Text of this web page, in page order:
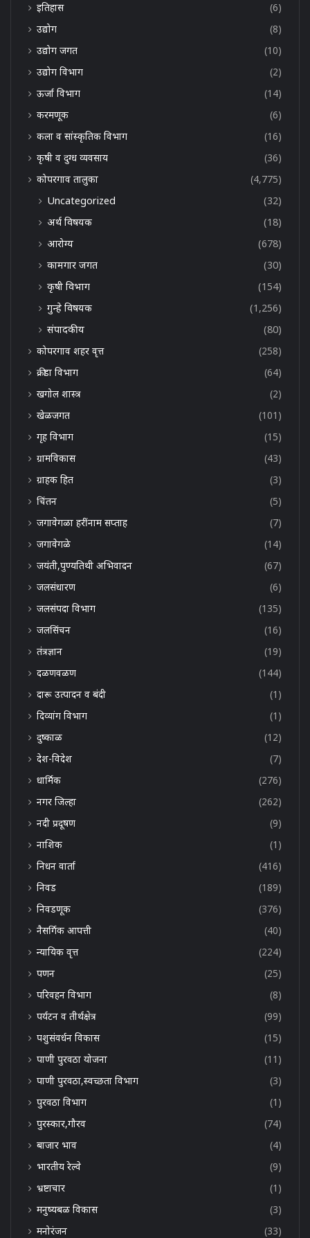
इतिहास
(6)
उद्योग
(8)
उद्योग जगत
(10)
उद्योग विभाग
(2)
ऊर्जा विभाग
(14)
करमणूक
(6)
कला व सांस्कृतिक विभाग
(16)
कृषी व दुग्ध व्यवसाय
(36)
कोपरगाव तालुका
(4,775)
Uncategorized
(32)
अर्थ विषयक
(18)
आरोग्य
(678)
कामगार जगत
(30)
कृषी विभाग
(154)
गुन्हे विषयक
(1,256)
संपादकीय
(80)
कोपरगाव शहर वृत्त
(258)
क्रीडा विभाग
(64)
खगोल शास्त्र
(2)
खेळजगत
(101)
गृह विभाग
(15)
ग्रामविकास
(43)
ग्राहक हित
(3)
चिंतन
(5)
जगावेगळा हरींनाम सप्ताह
(7)
जगावेगळे
(14)
जयंती,पुण्यतिथी अभिवादन
(67)
जलसंधारण
(6)
जलसंपदा विभाग
(135)
जलसिंचन
(16)
तंत्रज्ञान
(19)
दळणवळण
(144)
दारू उत्पादन व बंदी
(1)
दिव्यांग विभाग
(1)
दुष्काळ
(12)
देश-विदेश
(7)
धार्मिक
(276)
नगर जिल्हा
(262)
नदी प्रदूषण
(9)
नाशिक
(1)
निधन वार्ता
(416)
निवड
(189)
निवडणूक
(376)
नैसर्गिक आपत्ती
(40)
न्यायिक वृत्त
(224)
पणन
(25)
परिवहन विभाग
(8)
पर्यटन व तीर्थक्षेत्र
(99)
पशुसंवर्धन विकास
(15)
पाणी पुरवठा योजना
(11)
पाणी पुरवठा,स्वच्छता विभाग
(3)
पुरवठा विभाग
(1)
पुरस्कार,गौरव
(74)
बाजार भाव
(4)
भारतीय रेल्वे
(9)
भ्रष्टाचार
(1)
मनुष्यबळ विकास
(3)
मनोरंजन
(33)